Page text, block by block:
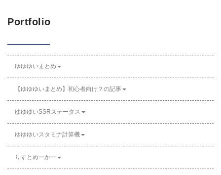
Portfolio
ゆゆゆいまとめ
【ゆゆゆいまとめ】初心者向け？の記事
ゆゆゆいSSRステータス
ゆゆゆいスタミナ計算機
りすとめーかー